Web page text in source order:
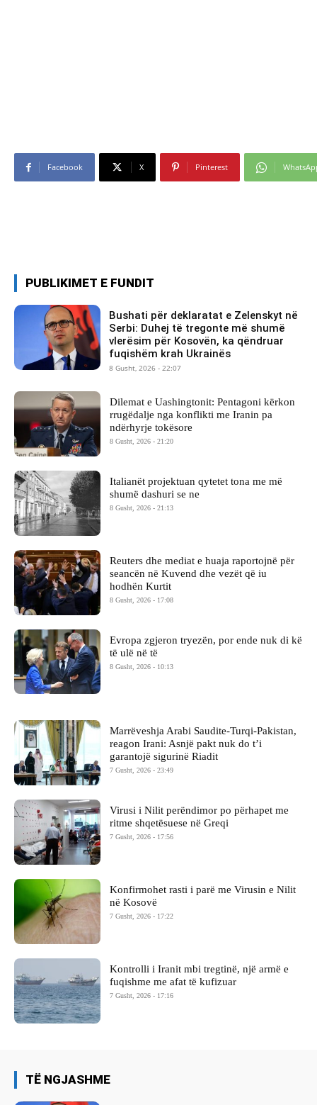
Facebook X Pinterest
PUBLIKIMET E FUNDIT
Bushati për deklaratat e Zelenskyt në
Serbi: Duhej të tregonte më shumë
vlerësim për Kosovën, ka qëndruar
fuqishëm krah Ukrainës
8 Gusht, 2026 - 22:07
Dilemat e Uashingtonit: Pentagoni kërkon
rrugëdalje nga konflikti me Iranin pa
ndërhyrje tokësore
8 Gusht, 2026 - 21:20
Italianët projektuan qytetet tona me më
shumë dashuri se ne
8 Gusht, 2026 - 21:13
Reuters dhe mediat e huaja raportojnë për
seancën në Kuvend dhe vezët që iu
hodhën Kurtit
8 Gusht, 2026 - 17:08
Evropa zgjeron tryezën, por ende nuk di kë
të ulë në të
8 Gusht, 2026 - 10:13
Marrëveshja Arabi Saudite-Turqi-Pakistan,
reagon Irani: Asnjë pakt nuk do t’i
garantojë sigurinë Riadit
7 Gusht, 2026 - 23:49
Virusi i Nilit perëndimor po përhapet me
ritme shqetësuese në Greqi
7 Gusht, 2026 - 17:56
Konfirmohet rasti i parë me Virusin e Nilit
në Kosovë
7 Gusht, 2026 - 17:22
Kontrolli i Iranit mbi tregtinë, një armë e
fuqishme me afat të kufizuar
7 Gusht, 2026 - 17:16
TË NGJASHME